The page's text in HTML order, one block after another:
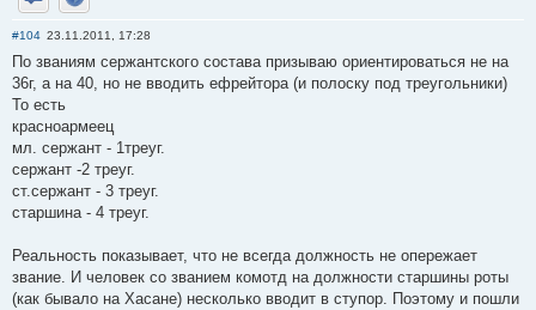
Отправить личное сообщение
Сайт
#104 23.11.2011, 17:28
По званиям сержантского состава призываю ориентироваться не на
36г, а на 40, но не вводить ефрейтора (и полоску под треугольники)
То есть
красноармеец
мл. сержант - 1треуг.
сержант -2 треуг.
ст.сержант - 3 треуг.
старшина - 4 треуг.
Реальность показывает, что не всегда должность не опережает
звание. И человек со званием комотд на должности старшины роты
(как бывало на Хасане) несколько вводит в ступор. Поэтому и пошли